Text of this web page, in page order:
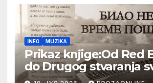
INFO MUZIKA
Prikaz knjige:Od Red
do Drugog stvaranja
(bilo neko vreme